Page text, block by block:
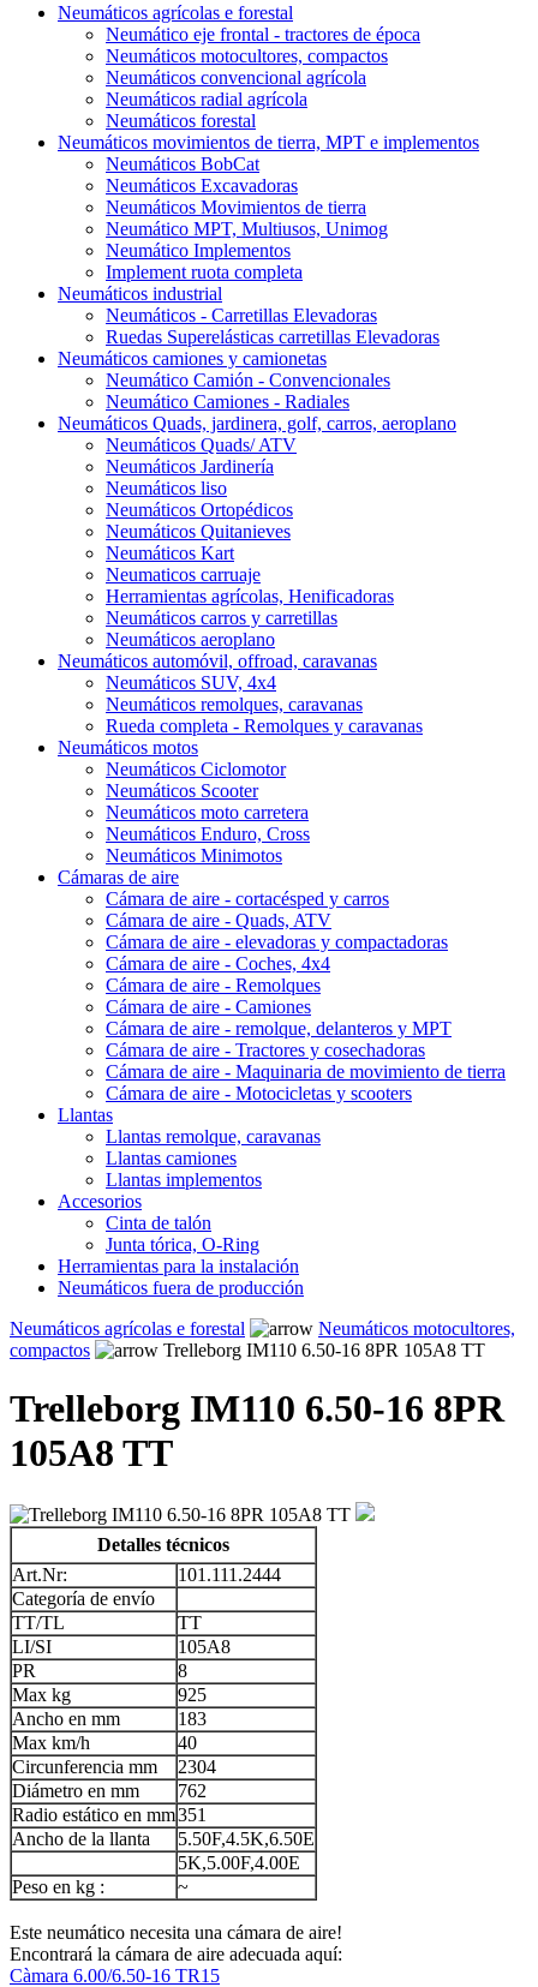
Neumáticos agrícolas e forestal
Neumático eje frontal - tractores de época
Neumáticos motocultores, compactos
Neumáticos convencional agrícola
Neumáticos radial agrícola
Neumáticos forestal
Neumáticos movimientos de tierra, MPT e implementos
Neumáticos BobCat
Neumáticos Excavadoras
Neumáticos Movimientos de tierra
Neumático MPT, Multiusos, Unimog
Neumático Implementos
Implement ruota completa
Neumáticos industrial
Neumáticos - Carretillas Elevadoras
Ruedas Superelásticas carretillas Elevadoras
Neumáticos camiones y camionetas
Neumático Camión - Convencionales
Neumático Camiones - Radiales
Neumáticos Quads, jardinera, golf, carros, aeroplano
Neumáticos Quads/ ATV
Neumáticos Jardinería
Neumáticos liso
Neumáticos Ortopédicos
Neumáticos Quitanieves
Neumáticos Kart
Neumaticos carruaje
Herramientas agrícolas, Henificadoras
Neumáticos carros y carretillas
Neumáticos aeroplano
Neumáticos automóvil, offroad, caravanas
Neumáticos SUV, 4x4
Neumáticos remolques, caravanas
Rueda completa - Remolques y caravanas
Neumáticos motos
Neumáticos Ciclomotor
Neumáticos Scooter
Neumáticos moto carretera
Neumáticos Enduro, Cross
Neumáticos Minimotos
Cámaras de aire
Cámara de aire - cortacésped y carros
Cámara de aire - Quads, ATV
Cámara de aire - elevadoras y compactadoras
Cámara de aire - Coches, 4x4
Cámara de aire - Remolques
Cámara de aire - Camiones
Cámara de aire - remolque, delanteros y MPT
Cámara de aire - Tractores y cosechadoras
Cámara de aire - Maquinaria de movimiento de tierra
Cámara de aire - Motocicletas y scooters
Llantas
Llantas remolque, caravanas
Llantas camiones
Llantas implementos
Accesorios
Cinta de talón
Junta tórica, O-Ring
Herramientas para la instalación
Neumáticos fuera de producción
Neumáticos agrícolas e forestal
Neumáticos motocultores,
compactos
Trelleborg IM110 6.50-16 8PR 105A8 TT
Trelleborg IM110 6.50-16 8PR
105A8 TT
Detalles técnicos
Art.Nr:
101.111.2444
Categoría de envío
TT/TL
TT
LI/SI
105A8
PR
8
Max kg
925
Ancho en mm
183
Max km/h
40
Circunferencia mm
2304
Diámetro en mm
762
Radio estático en mm351
Ancho de la llanta
5.50F,4.5K,6.50E
5K,5.00F,4.00E
Peso en kg :
~
Este neumático necesita una cámara de aire!
Encontrará la cámara de aire adecuada aquí:
Càmara 6.00/6.50-16 TR15